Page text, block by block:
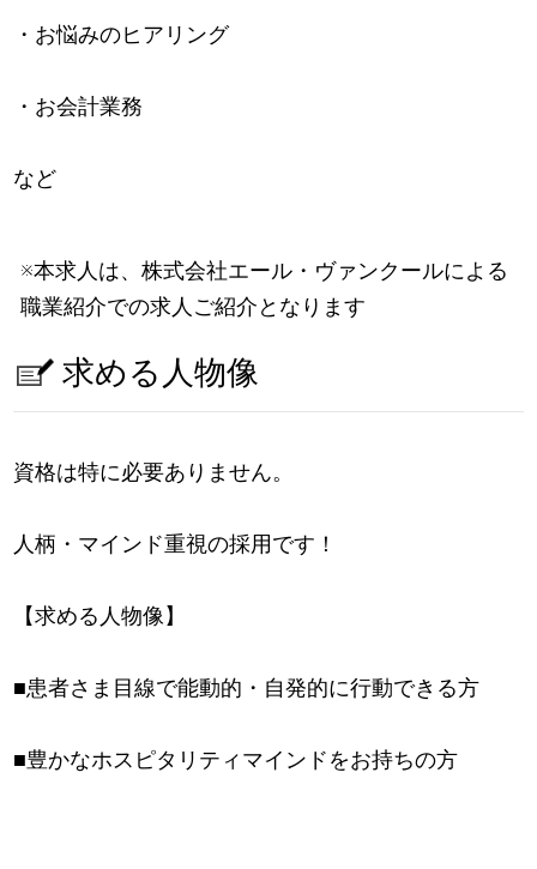
・お悩みのヒアリング
・お会計業務
など
※本求人は、株式会社エール・ヴァンクールによる
職業紹介での求人ご紹介となります
求める人物像
資格は特に必要ありません。
人柄・マインド重視の採用です！
【求める人物像】
■患者さま目線で能動的・自発的に行動できる方
■豊かなホスピタリティマインドをお持ちの方